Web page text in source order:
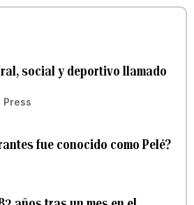
social y deportivo llamado
Press
fue conocido como Pelé?